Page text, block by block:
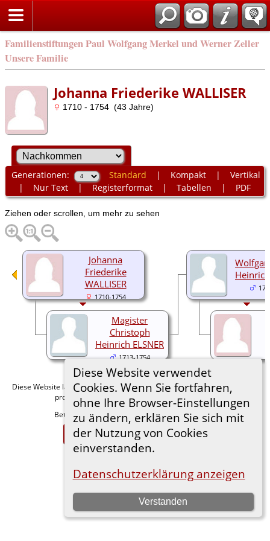
Familienstiftungen Paul Wolfgang Merkel und Werner Zeller
Unsere Familie
Diese Website verwendet
Cookies. Wenn Sie fortfahren,
ohne Ihre Browser-Einstellungen
zu ändern, erklären Sie sich mit
der Nutzung von Cookies
einverstanden.
Datenschutzerklärung anzeigen
Verstanden
Johanna Friederike WALLISER
1710 - 1754 (43 Jahre)
Generationen: Standard | Kompakt| Vertikal
| Nur Text| Registerformat| Tabellen | PDF
Ziehen oder scrollen, um mehr zu sehen
Heinrich
Johanna
Friederike
WALLISER
1710-1754
Magister
Christoph
Heinrich ELSNER
1713-1754
Diese Website läuft mitThe Next Generation of Genealogy Sitebuildingv. 15.0.1,
programmiert von Darrin Lythgoe © 2001-2026.
Betreut von Florian Wiedner . |Datenschutzerklärung.
Zur Desktop-Webseite wechseln